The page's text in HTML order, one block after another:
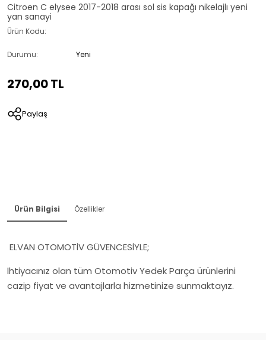
Citroen C elysee 2017-2018 arası sol sis kapağı nikelajlı yeni
yan sanayi
Ürün Kodu:
Durumu: Yeni
270,00 TL
Paylaş
Ürün Bilgisi Özellikler
ELVAN OTOMOTİV GÜVENCESİYLE;
İhtiyacınız olan tüm Otomotiv Yedek Parça ürünlerini
cazip fiyat ve avantajlarla hizmetinize sunmaktayız.